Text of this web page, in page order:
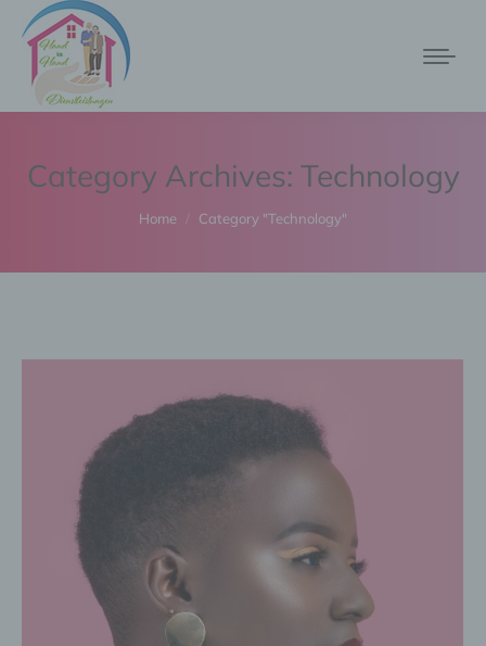
Category Archives: Technology
You are here:
Home Category "Technology"